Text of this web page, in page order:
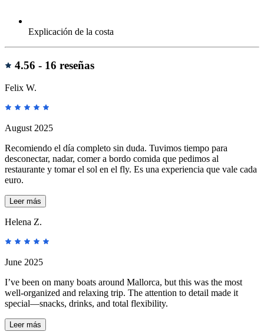
Explicación de la costa
Reseñas
4.56 - 16 reseñas
Felix W.
August 2025
Recomiendo el día completo sin duda. Tuvimos tiempo para
desconectar, nadar, comer a bordo comida que pedimos al
restaurante y tomar el sol en el fly. Es una experiencia que vale cada
euro.
Leer más
Helena Z.
June 2025
I’ve been on many boats around Mallorca, but this was the most
well-organized and relaxing trip. The attention to detail made it
special—snacks, drinks, and total flexibility.
Leer más